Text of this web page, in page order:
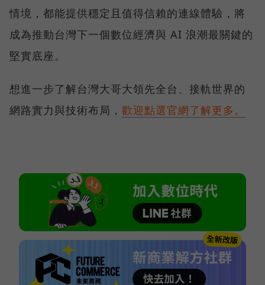
情境，都能提供穩定且值得信賴的連線體驗，將
成為推動台灣下一個數位經濟與 AI 浪潮最關鍵的
堅實底座。
想進一步了解台灣大哥大領先全台、接軌世界的
網路實力與技術布局， 歡迎點選官網了解更多。